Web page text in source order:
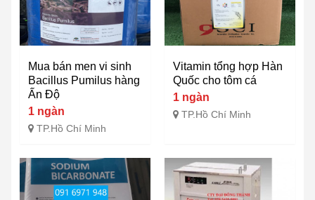
Mua bán men vi sinh
Bacillus Pumilus hàng
Ấn Độ
1 ngàn
TP.Hồ Chí Minh
Vitamin tổng hợp Hàn
Quốc cho tôm cá
1 ngàn
TP.Hồ Chí Minh